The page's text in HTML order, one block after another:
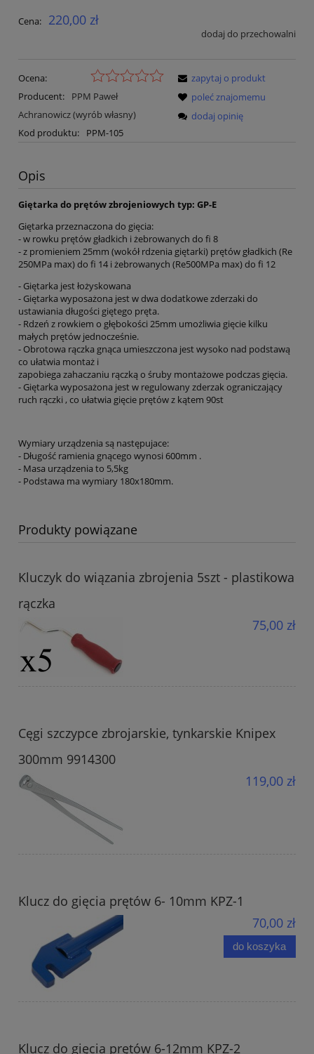
Cena: 220,00 zł
dodaj do przechowalni
Ocena:
Producent:
PPM Paweł
Achranowicz (wyrób własny)
Kod produktu:
PPM-105
zapytaj o produkt
poleć znajomemu
dodaj opinię
Opis
Giętarka do prętów zbrojeniowych typ: GP-E
Giętarka przeznaczona do gięcia:
- w rowku prętów gładkich i żebrowanych do fi 8
- z promieniem 25mm (wokół rdzenia giętarki) prętów gładkich (Re
250MPa max) do fi 14 i żebrowanych (Re500MPa max) do fi 12
- Giętarka jest łożyskowana
- Giętarka wyposażona jest w dwa dodatkowe zderzaki do
ustawiania długości giętego pręta.
- Rdzeń z rowkiem o głębokości 25mm umożliwia gięcie kilku
małych prętów jednocześnie.
- Obrotowa rączka gnąca umieszczona jest wysoko nad podstawą
co ułatwia montaż i
zapobiega zahaczaniu rączką o śruby montażowe podczas gięcia.
- Giętarka wyposażona jest w regulowany zderzak ograniczający
ruch rączki , co ułatwia gięcie prętów z kątem 90st
Wymiary urządzenia są następujace:
- Długość ramienia gnącego wynosi 600mm .
- Masa urządzenia to 5,5kg
- Podstawa ma wymiary 180x180mm.
Produkty powiązane
Kluczyk do wiązania zbrojenia 5szt - plastikowa
rączka
75,00 zł
Cęgi szczypce zbrojarskie, tynkarskie Knipex
300mm 9914300
119,00 zł
Klucz do gięcia prętów 6- 10mm KPZ-1
70,00 zł
do koszyka
Klucz do gięcia prętów 6-12mm KPZ-2